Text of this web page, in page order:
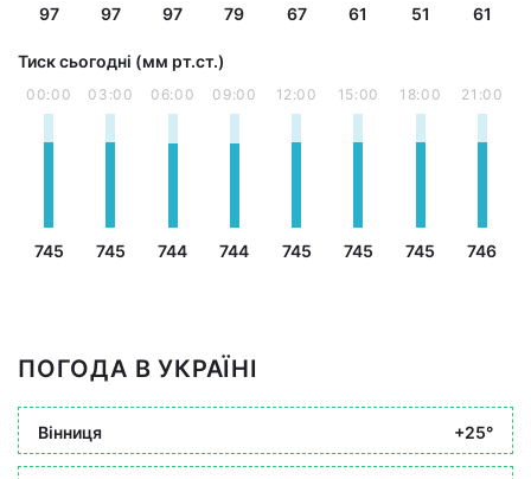
97 97 97 79 67 61 51 61
Тиск сьогодні (мм рт.ст.)
00:00
745
03:00
745
06:00
744
09:00
744
12:00
745
15:00
745
18:00
745
21:00
746
ПОГОДА В УКРАЇНІ
Вінниця +25°